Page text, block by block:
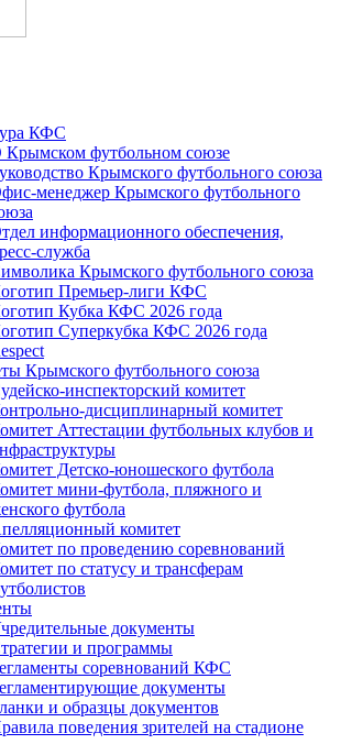
КФС
Крымском футбольном союзе
Крымского футбольного союза
менеджер Крымского футбольного
информационного обеспечения,
служба
Крымского футбольного союза
Премьер-лиги КФС
Кубка КФС 2026 года
Суперкубка КФС 2026 года
Крымского футбольного союза
инспекторский комитет
дисциплинарный комитет
Аттестации футбольных клубов и
Детско-юношеского футбола
мини-футбола, пляжного и
футбола
комитет
по проведению соревнований
по статусу и трансферам
документы
и программы
соревнований КФС
документы
и образцы документов
поведения зрителей на стадионе